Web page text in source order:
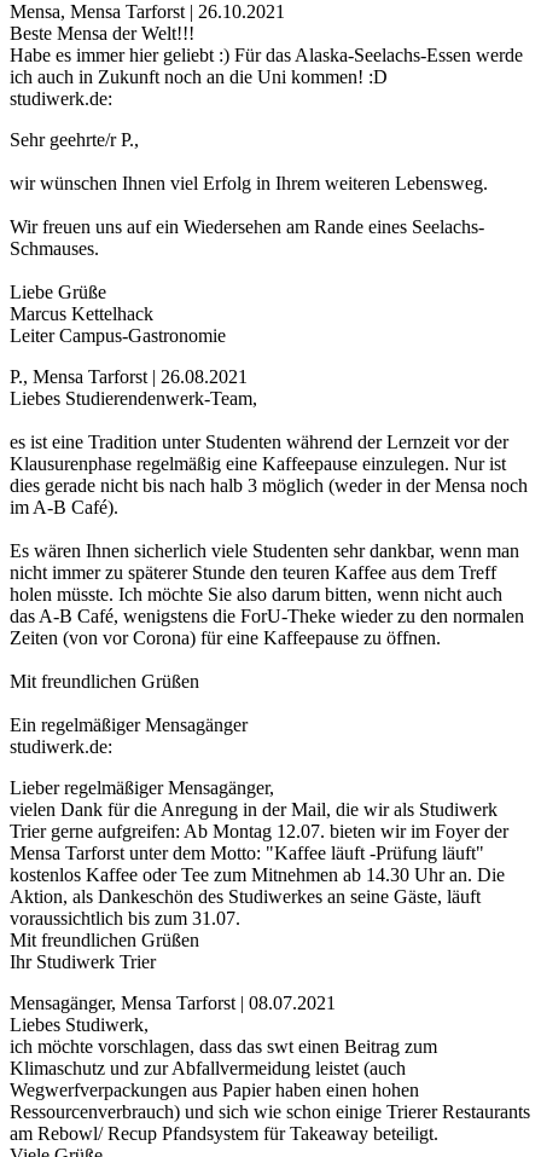
Mensa, Mensa Tarforst | 26.10.2021
Beste Mensa der Welt!!!
Habe es immer hier geliebt :) Für das Alaska-Seelachs-Essen werde
ich auch in Zukunft noch an die Uni kommen! :D
studiwerk.de:
Sehr geehrte/r P.,
wir wünschen Ihnen viel Erfolg in Ihrem weiteren Lebensweg.
Wir freuen uns auf ein Wiedersehen am Rande eines Seelachs-
Schmauses.
Liebe Grüße
Marcus Kettelhack
Leiter Campus-Gastronomie
P., Mensa Tarforst | 26.08.2021
Liebes Studierendenwerk-Team,
es ist eine Tradition unter Studenten während der Lernzeit vor der
Klausurenphase regelmäßig eine Kaffeepause einzulegen. Nur ist
dies gerade nicht bis nach halb 3 möglich (weder in der Mensa noch
im A-B Café).
Es wären Ihnen sicherlich viele Studenten sehr dankbar, wenn man
nicht immer zu späterer Stunde den teuren Kaffee aus dem Treff
holen müsste. Ich möchte Sie also darum bitten, wenn nicht auch
das A-B Café, wenigstens die ForU-Theke wieder zu den normalen
Zeiten (von vor Corona) für eine Kaffeepause zu öffnen.
Mit freundlichen Grüßen
Ein regelmäßiger Mensagänger
studiwerk.de:
Lieber regelmäßiger Mensagänger,
vielen Dank für die Anregung in der Mail, die wir als Studiwerk
Trier gerne aufgreifen: Ab Montag 12.07. bieten wir im Foyer der
Mensa Tarforst unter dem Motto: "Kaffee läuft -Prüfung läuft"
kostenlos Kaffee oder Tee zum Mitnehmen ab 14.30 Uhr an. Die
Aktion, als Dankeschön des Studiwerkes an seine Gäste, läuft
voraussichtlich bis zum 31.07.
Mit freundlichen Grüßen
Ihr Studiwerk Trier
Mensagänger, Mensa Tarforst | 08.07.2021
Liebes Studiwerk,
ich möchte vorschlagen, dass das swt einen Beitrag zum
Klimaschutz und zur Abfallvermeidung leistet (auch
Wegwerfverpackungen aus Papier haben einen hohen
Ressourcenverbrauch) und sich wie schon einige Trierer Restaurants
am Rebowl/ Recup Pfandsystem für Takeaway beteiligt.